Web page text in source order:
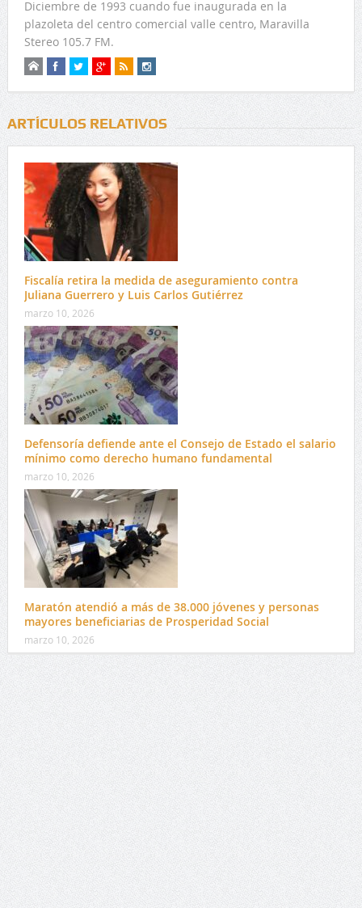
Diciembre de 1993 cuando fue inaugurada en la
plazoleta del centro comercial valle centro, Maravilla
Stereo 105.7 FM.
ARTÍCULOS RELATIVOS
Fiscalía retira la medida de aseguramiento contra
Juliana Guerrero y Luis Carlos Gutiérrez
marzo 10, 2026
Defensoría defiende ante el Consejo de Estado el salario
mínimo como derecho humano fundamental
marzo 10, 2026
Maratón atendió a más de 38.000 jóvenes y personas
mayores beneficiarias de Prosperidad Social
marzo 10, 2026